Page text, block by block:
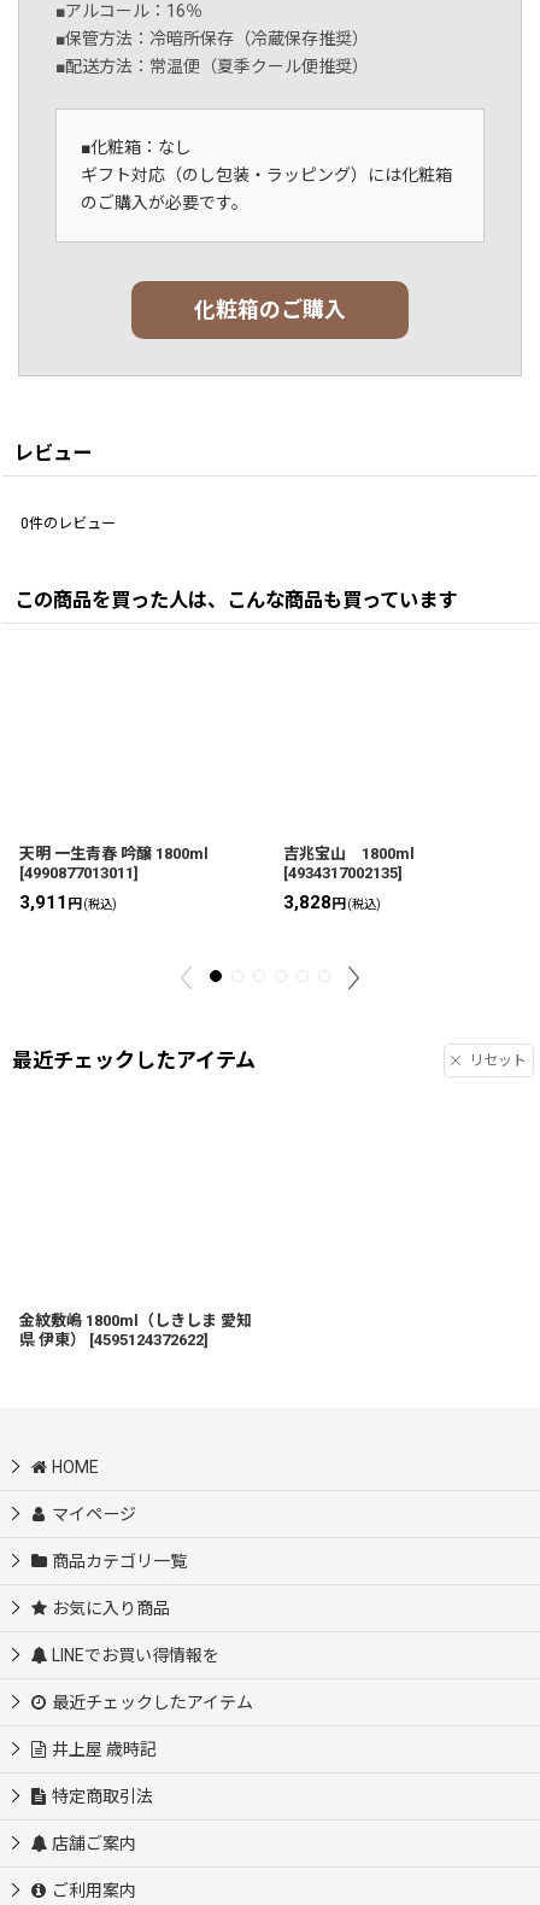
■アルコール：16％
■保管方法：冷暗所保存（冷蔵保存推奨）
■配送方法：常温便（夏季クール便推奨）
■化粧箱：なし
ギフト対応（のし包装・ラッピング）には化粧箱
のご購入が必要です。
化粧箱のご購入
レビュー
0件のレビュー
この商品を買った人は、こんな商品も買っています
天明 一生青春 吟醸 1800ml
[4990877013011]
3,911 円 (税込)
吉兆宝山 1800ml
[4934317002135]
3,828 円 (税込)
最近チェックしたアイテム リセット
金紋敷嶋 1800ml（しきしま 愛知
県 伊東）
[4595124372622]
HOME
マイページ
商品カテゴリ一覧
お気に入り商品
LINEでお買い得情報を
最近チェックしたアイテム
井上屋 歳時記
特定商取引法
店舗ご案内
ご利用案内